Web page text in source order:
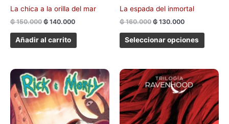
La chica a la orilla del mar
₲150.000 ₲ 140.000
Añadir al carrito
La espada del inmortal
₲160.000 ₲ 130.000
Seleccionar opciones
Este
producto
tiene
múltiples
variantes.